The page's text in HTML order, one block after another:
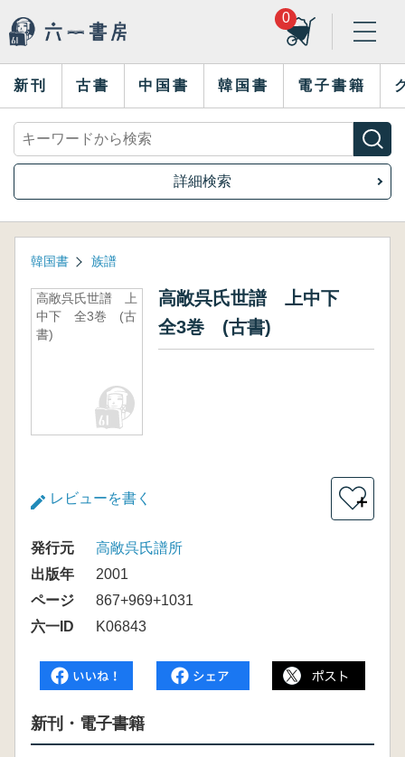
0
新刊 古書 中国書 韓国書 電子書籍
詳細検索
韓国書 族譜
高敞呉氏世譜 上
中下 全3巻 (古
書)
高敞呉氏世譜 上中下
全3巻 (古書)
レビューを書く ＋
発行元
高敞呉氏譜所
出版年
2001
ページ
867+969+1031
六一ID
K06843
新刊・電子書籍